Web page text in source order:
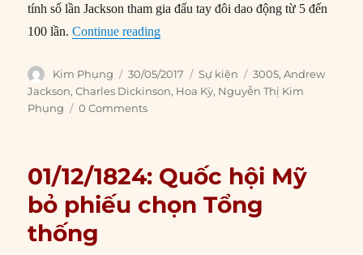
tính số lần Jackson tham gia đấu tay đôi dao động từ 5 đến
100 lần.Continue reading“30/05/1806: Tổng thống tương lai
Author
Kim Phụng
Posted
on
30/05/2017 Categories
Sự kiện Tags
3005,Andrew
Jackson,Charles Dickinson, Hoa Kỳ, Nguyễn Thị Kim
Phụng
0 Comments
01/12/1824: Quốc hội Mỹ
bỏ phiếu chọn Tổng
thống